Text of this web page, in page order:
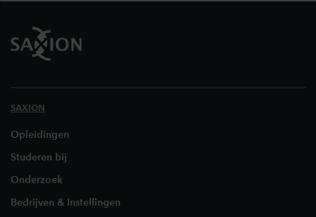
SAXION
Opleidingen
Studeren bij
Onderzoek
Bedrijven & Instellingen